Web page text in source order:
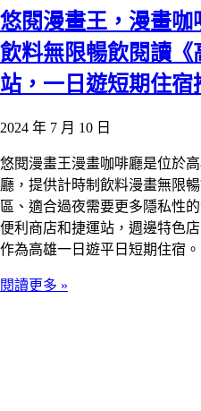
悠閱漫畫王，漫畫
飲料無限暢飲閱讀《
站，一日遊短期住宿
2024 年 7 月 10 日
悠閱漫畫王漫畫咖啡廳是位於
廳，提供計時制飲料漫畫無限
區、適合過夜需要更多隱私性
便利商店和捷運站，週邊特色
作為高雄一日遊平日短期住宿。
閱讀更多 »